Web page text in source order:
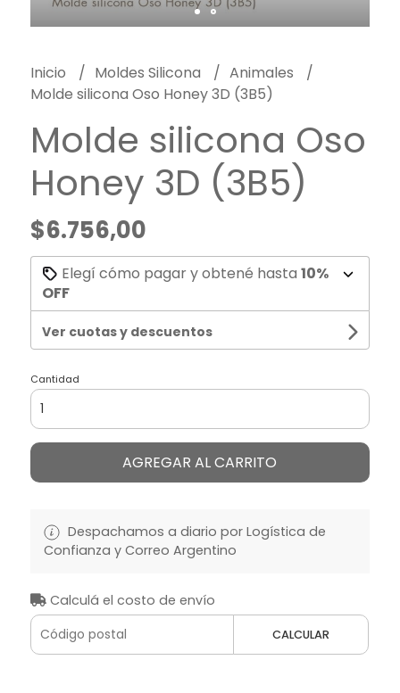
Inicio Moldes Silicona
Animales
Molde silicona Oso Honey 3D (3B5)
Molde silicona Oso
Honey 3D (3B5)
$6.756,00
Elegí cómo pagar y obtené hasta 10%
OFF
Ver cuotas y descuentos
Cantidad
AGREGAR AL CARRITO
Despachamos a diario por Logística de
Confianza y Correo Argentino
Calculá el costo de envío
CALCULAR